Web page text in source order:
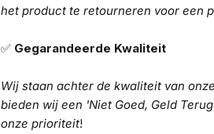
het product te retourneren voor een
✅ Gegarandeerde Kwaliteit
Wij staan achter de kwaliteit van
bieden wij een 'Niet Goed, Geld
onze prioriteit!